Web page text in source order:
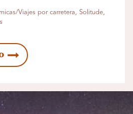
Viajes por carretera, Solitude,